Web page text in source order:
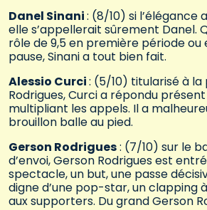
Danel Sinani: (8/10) si l’élégance
elle s’appellerait sûrement Danel.
rôle de 9,5 en première période ou
pause, Sinani a tout bien fait.
Alessio Curci: (5/10) titularisé à
Rodrigues, Curci a répondu
multipliant les appels. Il a
brouillon balle au pied.
Gerson Rodrigues: (7/10) sur le
d’envoi, Gerson Rodrigues est
spectacle, un but, une passe
digne d’une pop-star, un clapping
aux supporters. Du grand Gerson